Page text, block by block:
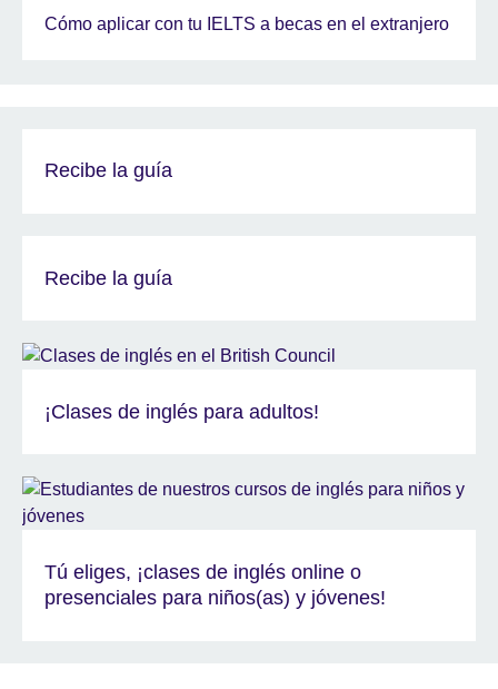
Cómo aplicar con tu IELTS a becas en el extranjero
Recibe la guía
Recibe la guía
¡Clases de inglés para adultos!
Tú eliges, ¡clases de inglés online o
presenciales para niños(as) y jóvenes!